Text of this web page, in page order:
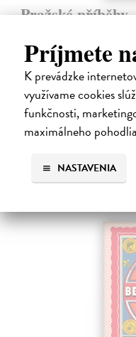
Príjmete
K prevádzke
využívame cookies
funkčnosti,
maximálneho
NASTAVENIA
Pražské příběhy
Víte, kde byste na
umožňovalo koním vstup do
kde žije, naparuje se a
pražský…
Zasielame do 10 dní
16,19 €